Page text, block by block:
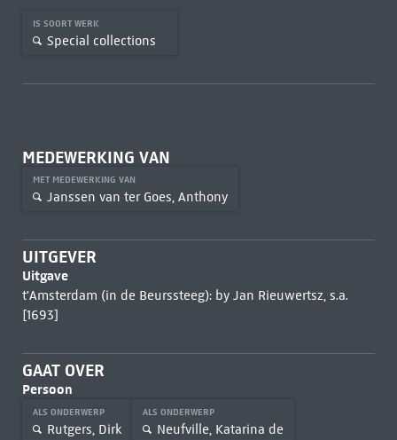
IS SOORT WERK
Special collections
MEDEWERKING VAN
MET MEDEWERKING VAN
Janssen van ter Goes, Anthony
UITGEVER
Uitgave
t'Amsterdam (in de Beurssteeg): by Jan Rieuwertsz, s.a.
[1693]
GAAT OVER
Persoon
ALS ONDERWERP
Rutgers, Dirk
ALS ONDERWERP
Neufville, Katarina de